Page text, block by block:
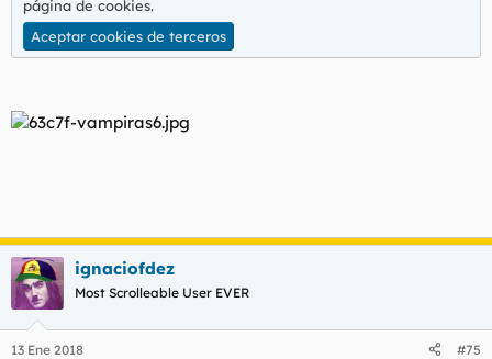
página de cookies.
Aceptar cookies de terceros
ignaciofdez
Most Scrolleable User EVER
13 Ene 2018 #75